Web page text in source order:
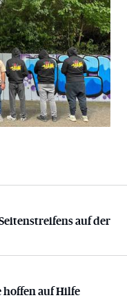
auf der A3
auf der
auf Hilfe
hoffen auf Hilfe